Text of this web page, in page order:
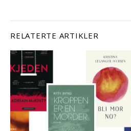
RELATERTE ARTIKLER